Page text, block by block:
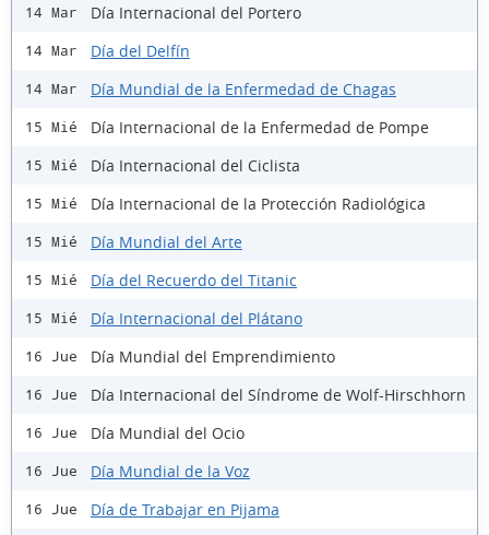
14 Mar Día Internacional del Portero
14 Mar Día del Delfín
14 Mar Día Mundial de la Enfermedad de Chagas
15 Mié Día Internacional de la Enfermedad de Pompe
15 Mié Día Internacional del Ciclista
15 Mié Día Internacional de la Protección Radiológica
15 Mié Día Mundial del Arte
15 Mié Día del Recuerdo del Titanic
15 Mié Día Internacional del Plátano
16 Jue Día Mundial del Emprendimiento
16 Jue Día Internacional del Síndrome de Wolf-Hirschhorn
16 Jue Día Mundial del Ocio
16 Jue Día Mundial de la Voz
16 Jue Día de Trabajar en Pijama